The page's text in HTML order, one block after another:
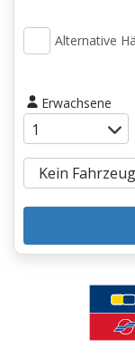
Alternative
Erwachsene